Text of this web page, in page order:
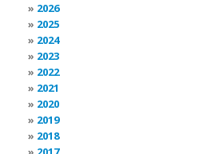
2026
2025
2024
2023
2022
2021
2020
2019
2018